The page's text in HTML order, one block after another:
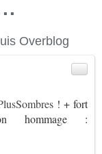
Overblog
! + fort
hommage :